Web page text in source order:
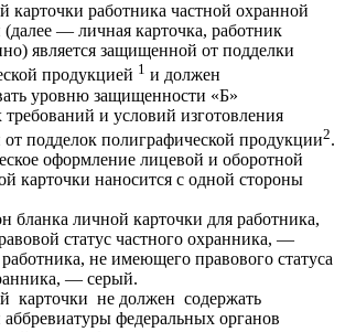
карточки работника частной охранной
(далее — личная карточка, работник
является защищенной от подделки
продукцией 1 и должен
уровню защищенности «Б»
требований и условий изготовления
подделок полиграфической продукции2.
оформление лицевой и оборотной
карточки наносится с одной стороны
бланка личной карточки для работника,
статус частного охранника, —
не имеющего правового статуса
— серый.
карточки не должен содержать
федеральных органов